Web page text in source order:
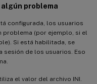
problema
configurada, los usuarios
problema (por ejemplo, si el
Si está habilitada, se
sesión de los usuarios. Eso
el valor del archivo INI.